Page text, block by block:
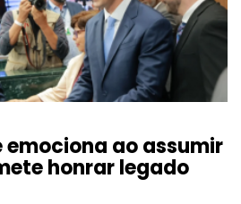
emociona ao assumir
honrar legado